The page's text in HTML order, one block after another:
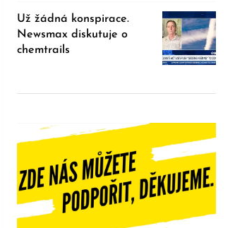
Už žádná konspirace.
Newsmax diskutuje o
chemtrails